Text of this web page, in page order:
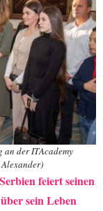
an der ITAcademy
feiert seinen
sein Leben